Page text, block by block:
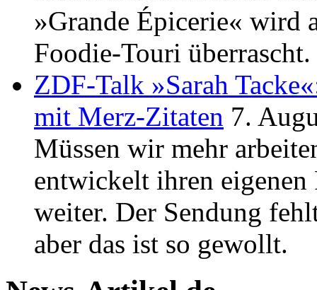
»Grande Épicerie« wird
Foodie-Touri überrascht.
ZDF-Talk »Sarah
mit Merz-Zitaten 7.
Müssen wir mehr
entwickelt ihren
weiter. Der Sendung
aber das ist so gewollt.